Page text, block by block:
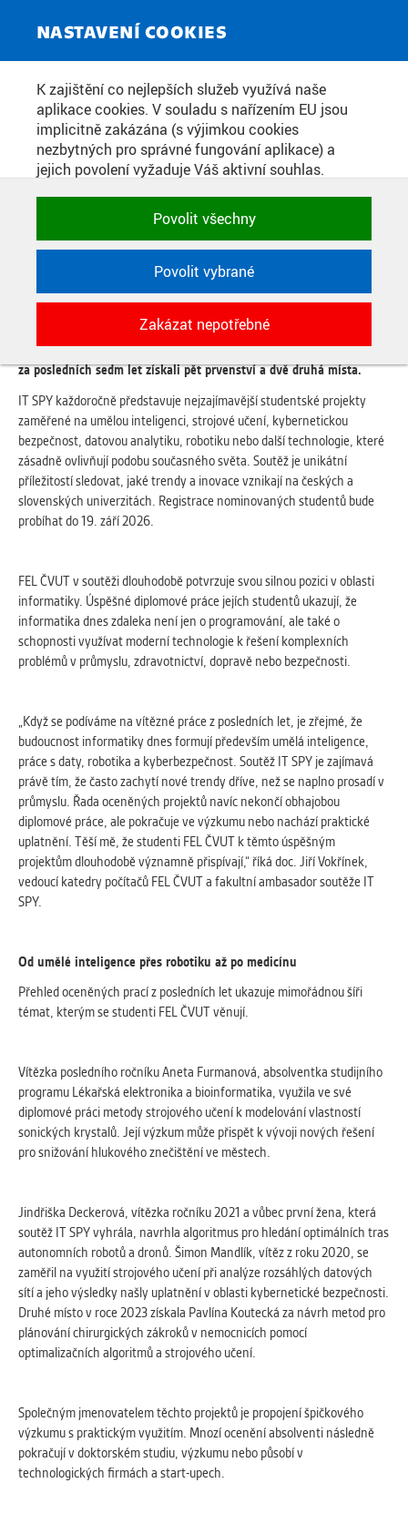
NASTAVENÍ COOKIES
K zajištění co nejlepších služeb využívá naše
aplikace cookies. V souladu s nařízením EU jsou
implicitně zakázána (s výjimkou cookies
nezbytných pro správné fungování aplikace) a
jejich povolení vyžaduje Váš aktivní souhlas.
zakázat, případně vybrat a povolit cookies podle
kategorie. Svoje rozhodnutí můžete samozřejmě
kdykoli změnit.
POTŘEBNÉ
Technické cookies využívané aplikacemi
ČVUT pro uchování jejich nastavení,
vlastností a identifikátorů relace. Jsou
vždy aktivní.
ANALYTICKÉ
Slouží pro získávání anonymizovaných
statistických údajů, které nám pomáhají
vylepšovat naše aplikace. Zpravidla jde o
těmto účelům využíváme.
MARKETINGOVÉ
Využívané za účelem zobrazení
správných nabídek a cílení obsahu podle
s analýzou uživatelského chování
pomáhají.
OSTATNÍ
Cookies, které aplikace nedokáže zařadit.
Naším cílem je, aby tato kategorie
zůstala prázdná a všechny cookies byly
přiřazeny do některé z kategorií
uvedených výše.
Povolit všechny
Povolit vybrané
Zakázat nepotřebné
ZPRAVODAJSKÝ SERVIS
STARTUJE IT SPY 2026. FEL ČVUT
CHCE NAVÁZAT NA PĚT VÍTĚZSTVÍ
ZA POSLEDNÍCH SEDM LET
12. 6. 2026
Již sedmnáctý ročník prestižní česko-slovenské soutěže IT SPY
otevírá registrace nejlepších diplomových prací z oblasti
informatiky a informačních technologií. Do soutěže každoročně
univerzit. Studenti a absolventi Fakulty elektrotechnické ČVUT v
Praze přitom dlouhodobě patří mezi její nejúspěšnější účastníky –
za posledních sedm let získali pět prvenství a dvě druhá místa.
IT SPY každoročně představuje nejzajímavější studentské projekty
zaměřené na umělou inteligenci, strojové učení, kybernetickou
bezpečnost, datovou analytiku, robotiku nebo další technologie, které
zásadně ovlivňují podobu současného světa. Soutěž je unikátní
příležitostí sledovat, jaké trendy a inovace vznikají na českých a
slovenských univerzitách. Registrace nominovaných studentů bude
probíhat do 19. září 2026.
FEL ČVUT v soutěži dlouhodobě potvrzuje svou silnou pozici v oblasti
informatiky. Úspěšné diplomové práce jejích studentů ukazují, že
informatika dnes zdaleka není jen o programování, ale také o
schopnosti využívat moderní technologie k řešení komplexních
problémů v průmyslu, zdravotnictví, dopravě nebo bezpečnosti.
„Když se podíváme na vítězné práce z posledních let, je zřejmé, že
budoucnost informatiky dnes formují především umělá inteligence,
práce s daty, robotika a kyberbezpečnost. Soutěž IT SPY je zajímavá
právě tím, že často zachytí nové trendy dříve, než se naplno prosadí v
průmyslu. Řada oceněných projektů navíc nekončí obhajobou
diplomové práce, ale pokračuje ve výzkumu nebo nachází praktické
uplatnění. Těší mě, že studenti FEL ČVUT k těmto úspěšným
projektům dlouhodobě významně přispívají,“ říká doc. Jiří Vokřínek,
vedoucí katedry počítačů FEL ČVUT a fakultní ambasador soutěže IT
SPY.
Od umělé inteligence přes robotiku až po medicínu
Přehled oceněných prací z posledních let ukazuje mimořádnou šíři
témat, kterým se studenti FEL ČVUT věnují.
Vítězka posledního ročníku Aneta Furmanová, absolventka studijního
programu Lékařská elektronika a bioinformatika, využila ve své
diplomové práci metody strojového učení k modelování vlastností
sonických krystalů. Její výzkum může přispět k vývoji nových řešení
pro snižování hlukového znečištění ve městech.
Jindřiška Deckerová, vítězka ročníku 2021 a vůbec první žena, která
soutěž IT SPY vyhrála, navrhla algoritmus pro hledání optimálních tras
autonomních robotů a dronů. Šimon Mandlík, vítěz z roku 2020, se
zaměřil na využití strojového učení při analýze rozsáhlých datových
sítí a jeho výsledky našly uplatnění v oblasti kybernetické bezpečnosti.
Druhé místo v roce 2023 získala Pavlína Koutecká za návrh metod pro
plánování chirurgických zákroků v nemocnicích pomocí
optimalizačních algoritmů a strojového učení.
Společným jmenovatelem těchto projektů je propojení špičkového
výzkumu s praktickým využitím. Mnozí ocenění absolventi následně
pokračují v doktorském studiu, výzkumu nebo působí v
technologických firmách a start-upech.